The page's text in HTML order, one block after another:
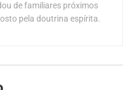
de familiares próximos
pela doutrina espírita.